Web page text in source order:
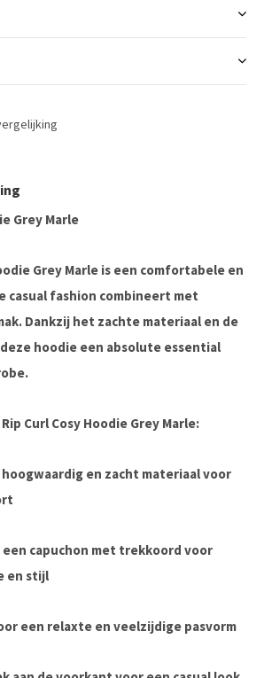
Grey Marle
Grey Marle is een comfortabele en
casual fashion combineert met
Dankzij het zachte materiaal en de
hoodie een absolute essential
Curl Cosy Hoodie Grey Marle:
hoogwaardig en zacht materiaal voor
een capuchon met trekkoord voor
en stijl
een relaxte en veelzijdige pasvorm